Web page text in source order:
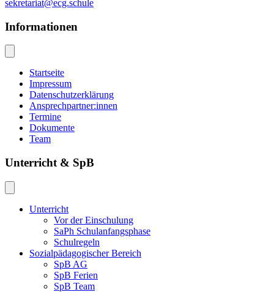
sekretariat@ecg.schule
Informationen
Startseite
Impressum
Datenschutzerklärung
Ansprechpartner:innen
Termine
Dokumente
Team
Unterricht & SpB
Unterricht
Vor der Einschulung
SaPh Schulanfangsphase
Schulregeln
Sozialpädagogischer Bereich
SpB AG
SpB Ferien
SpB Team